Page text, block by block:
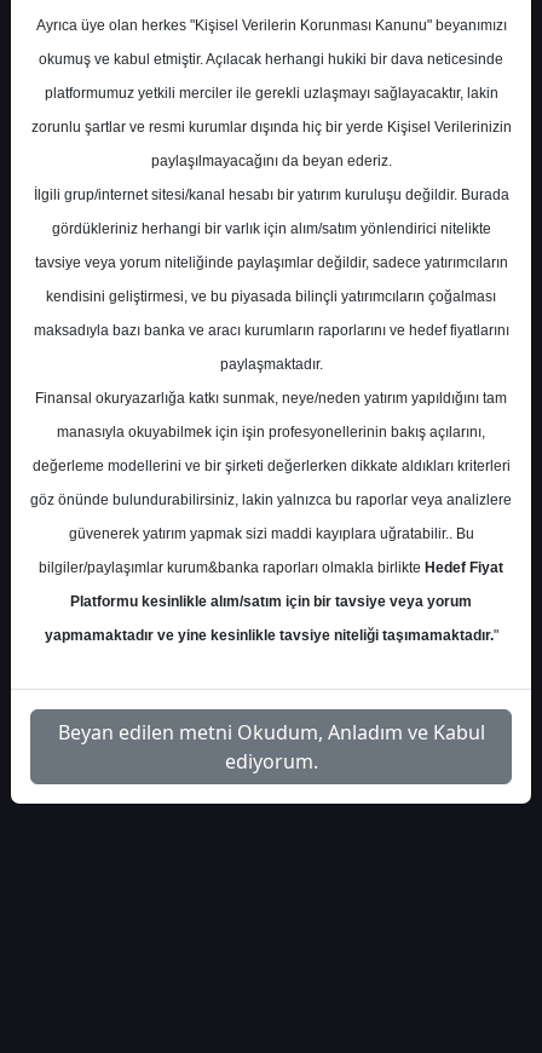
Petrokimya Bülteni
S.No Dosya Adı İndir
1
marbas-menkul-
petrokimya-bulteni-2026
İlgili
Dosyayı İndir
Ayrıca üye olan herkes "Kişisel Verilerin Korunması Kanunu" beyanımızı
okumuş ve kabul etmiştir. Açılacak herhangi hukiki bir dava neticesinde
platformumuz yetkili merciler ile gerekli uzlaşmayı sağlayacaktır, lakin
zorunlu şartlar ve resmi kurumlar dışında hiç bir yerde Kişisel Verilerinizin
paylaşılmayacağını da beyan ederiz.
İlgili grup/internet sitesi/kanal hesabı bir yatırım kuruluşu değildir. Burada
gördükleriniz herhangi bir varlık için alım/satım yönlendirici nitelikte
tavsiye veya yorum niteliğinde paylaşımlar değildir, sadece yatırımcıların
kendisini geliştirmesi, ve bu piyasada bilinçli yatırımcıların çoğalması
maksadıyla bazı banka ve aracı kurumların raporlarını ve hedef fiyatlarını
paylaşmaktadır.
Finansal okuryazarlığa katkı sunmak, neye/neden yatırım yapıldığını tam
manasıyla okuyabilmek için işin profesyonellerinin bakış açılarını,
değerleme modellerini ve bir şirketi değerlerken dikkate aldıkları kriterleri
göz önünde bulundurabilirsiniz, lakin yalnızca bu raporlar veya analizlere
güvenerek yatırım yapmak sizi maddi kayıplara uğratabilir.. Bu
bilgiler/paylaşımlar kurum&banka raporları olmakla birlikte Hedef Fiyat
Platformu kesinlikle alım/satım için bir tavsiye veya yorum
yapmamaktadır ve yine kesinlikle tavsiye niteliği taşımamaktadır."
Beyan edilen metni Okudum, Anladım ve Kabul
ediyorum.